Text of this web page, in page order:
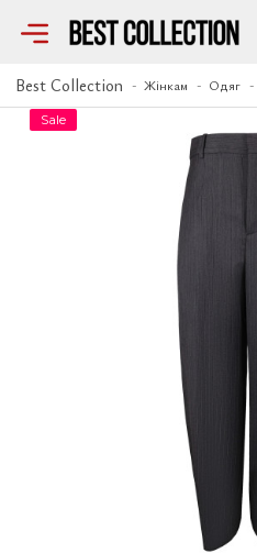
Best Collection Жінкам Одяг
Брюки Loewe
Sale